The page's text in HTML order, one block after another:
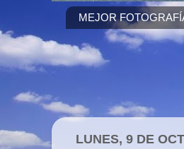
MEJOR
LUNES, 9 DE